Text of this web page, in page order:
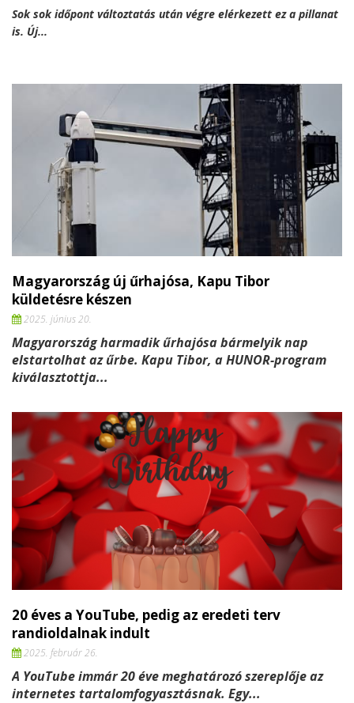
Sok sok időpont változtatás után végre elérkezett ez a pillanat
is. Új...
Magyarország új űrhajósa, Kapu Tibor
küldetésre készen
2025. június 20.
Magyarország harmadik űrhajósa bármelyik nap
elstartolhat az űrbe. Kapu Tibor, a HUNOR-program
kiválasztottja...
20 éves a YouTube, pedig az eredeti terv
randioldalnak indult
2025. február 26.
A YouTube immár 20 éve meghatározó szereplője az
internetes tartalomfogyasztásnak. Egy...